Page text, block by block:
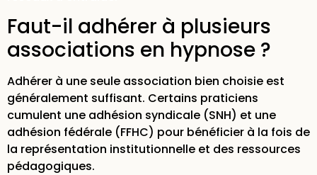
Faut-il adhérer à plusieurs
associations en hypnose ?
Adhérer à une seule association bien choisie est
généralement suffisant. Certains praticiens
cumulent une adhésion syndicale (SNH) et une
adhésion fédérale (FFHC) pour bénéficier à la fois de
la représentation institutionnelle et des ressources
pédagogiques.